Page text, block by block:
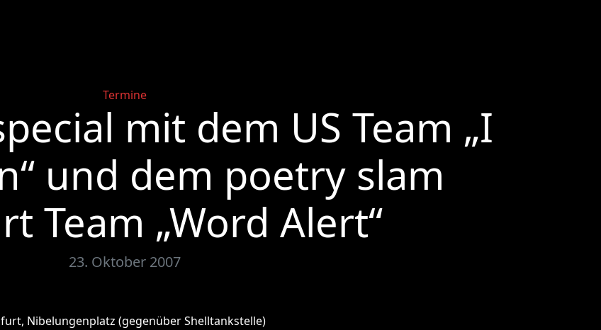
Categories
Termine
mit dem US Team „I
und dem poetry slam
Team „Word Alert“
23. Oktober 2007
Nibelungenplatz (gegenüber Shelltankstelle)